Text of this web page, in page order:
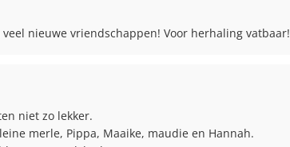
nieuwe vriendschappen! Voor herhaling vatbaar!
niet zo lekker.
merle, Pippa, Maaike, maudie en Hannah.